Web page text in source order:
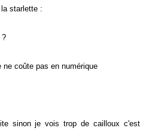
starlette :
?
coûte pas en numérique
sinon je vois trop de cailloux c'est